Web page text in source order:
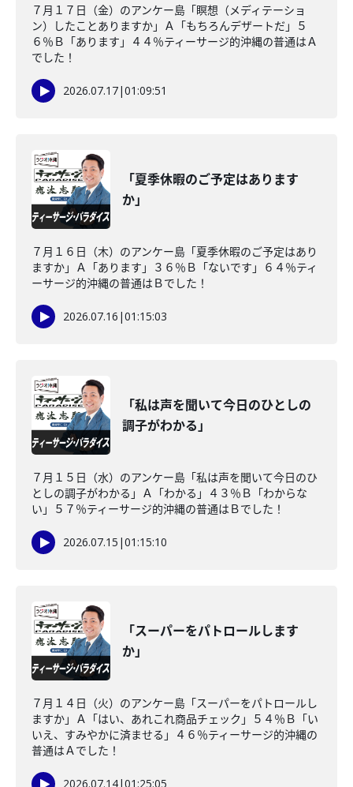
７月１７日（金）のアンケー島「瞑想（メディテーショ
ン）したことありますか」Ａ「もちろんデザートだ」５
６％Ｂ「あります」４４％ティーサージ的沖縄の普通はＡ
でした！
2026.07.17|01:09:51
「夏季休暇のご予定はあります
か」
７月１６日（木）のアンケー島「夏季休暇のご予定はあり
ますか」Ａ「あります」３６％Ｂ「ないです」６４％ティ
ーサージ的沖縄の普通はＢでした！
2026.07.16 |01:15:03
「私は声を聞いて今日のひとしの
調子がわかる」
７月１５日（水）のアンケー島「私は声を聞いて今日のひ
としの調子がわかる」Ａ「わかる」４３％Ｂ「わからな
い」５７％ティーサージ的沖縄の普通はＢでした！
2026.07.15 |01:15:10
「スーパーをパトロールします
か」
７月１４日（火）のアンケー島「スーパーをパトロールし
ますか」Ａ「はい、あれこれ商品チェック」５４％Ｂ「い
いえ、すみやかに済ませる」４６％ティーサージ的沖縄の
普通はＡでした！
2026.07.14|01:25:05